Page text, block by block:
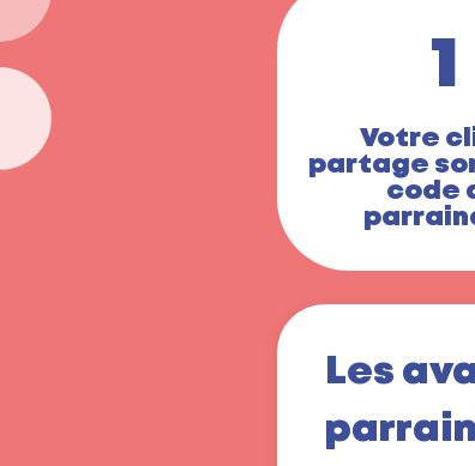
1
Votre
partage
code
Les